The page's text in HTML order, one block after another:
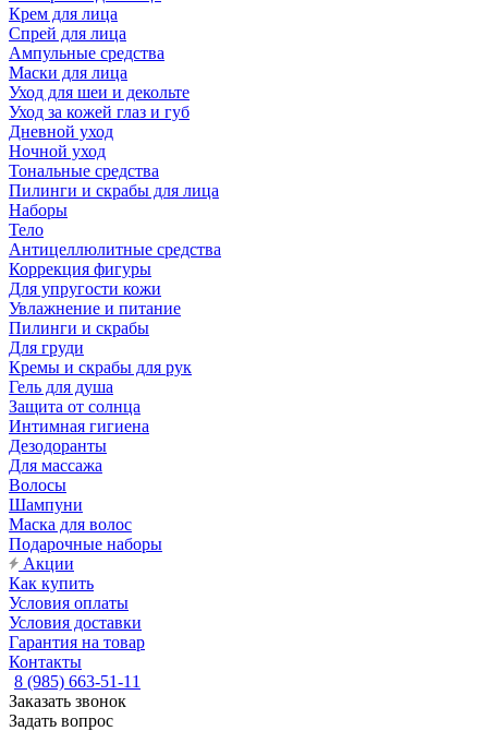
Крем для лица
Спрей для лица
Ампульные средства
Маски для лица
Уход для шеи и декольте
Уход за кожей глаз и губ
Дневной уход
Ночной уход
Тональные средства
Пилинги и скрабы для лица
Наборы
Тело
Антицеллюлитные средства
Коррекция фигуры
Для упругости кожи
Увлажнение и питание
Пилинги и скрабы
Для груди
Кремы и скрабы для рук
Гель для душа
Защита от солнца
Интимная гигиена
Дезодоранты
Для массажа
Волосы
Шампуни
Маска для волос
Подарочные наборы
Акции
Как купить
Условия оплаты
Условия доставки
Гарантия на товар
Контакты
8 (985) 663-51-11
Заказать звонок
Задать вопрос